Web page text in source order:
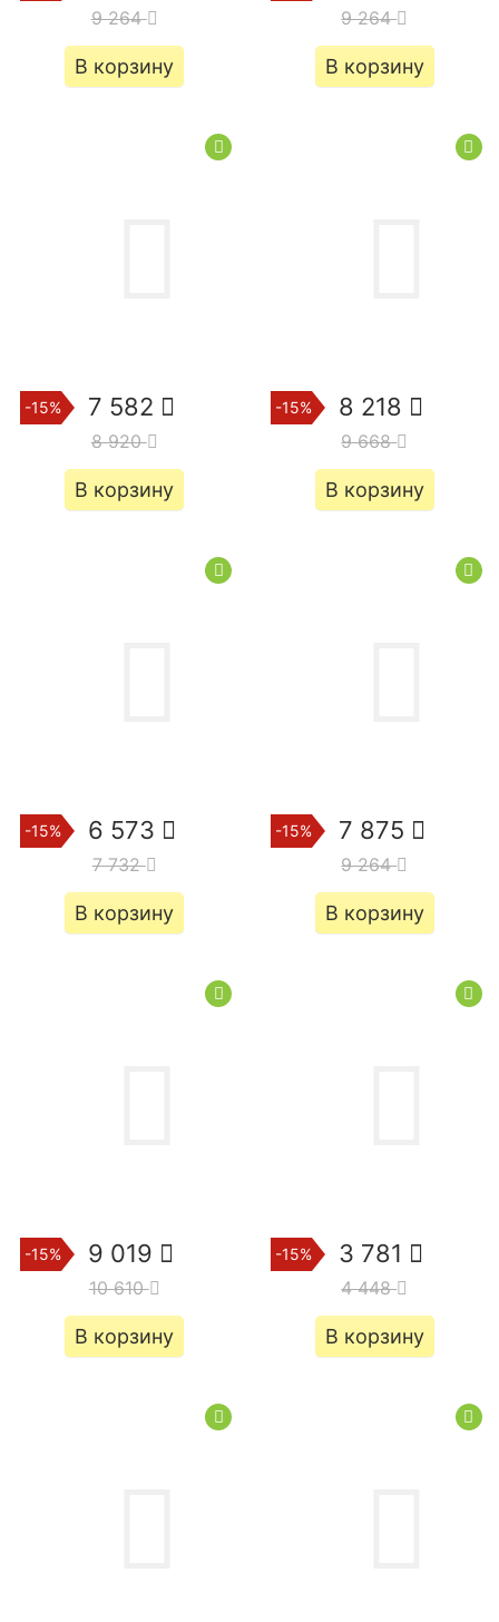
9 264
В корзину
9 264
В корзину
-15% 7 582
8 920
В корзину
-15% 8 218
9 668
В корзину
-15% 6 573
7 732
В корзину
-15% 7 875
9 264
В корзину
-15% 9 019
10 610
В корзину
-15% 3 781
4 448
В корзину